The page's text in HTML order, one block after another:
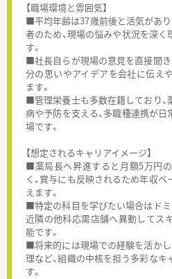
【職場環境と雰囲気】
■平均年齢は37歳前後と活気があ
者のため、現場の悩みや状況を深
す。
■社長自らが現場の意見を直接聞き
分の思いやアイデアを会社に伝え
ます。
■管理栄養士も多数在籍しており
病や予防を支える、多職種連携が
場です。
【想定されるキャリアイメージ】
■薬局長へ昇進すると月額5万円
く、賞与にも反映されるため年収
えます。
■特定の科目を学びたい場合はドミ
近隣の他科応需店舗へ異動してス
能です。
■将来的には現場での経験を活か
理など、組織の中核を担う多彩な
す。